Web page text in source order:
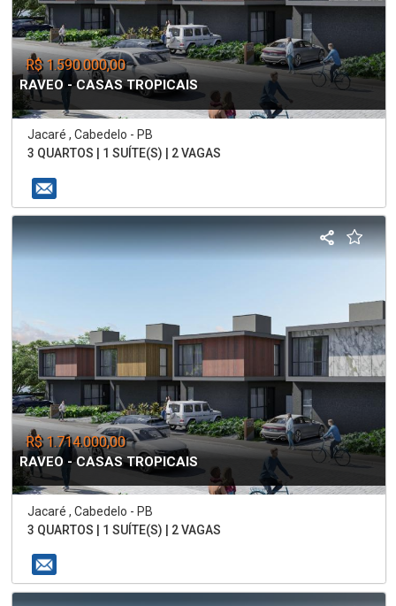
R$ 1.590.000,00
RAVEO - CASAS TROPICAIS
Jacaré , Cabedelo - PB
3 QUARTOS | 1 SUÍTE(S) | 2 VAGAS
R$ 1.714.000,00
RAVEO - CASAS TROPICAIS
Jacaré , Cabedelo - PB
3 QUARTOS | 1 SUÍTE(S) | 2 VAGAS